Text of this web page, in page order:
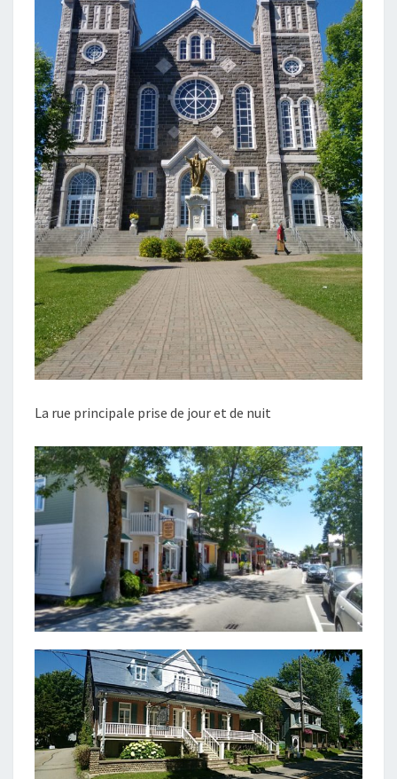
La rue principale prise de jour et de nuit